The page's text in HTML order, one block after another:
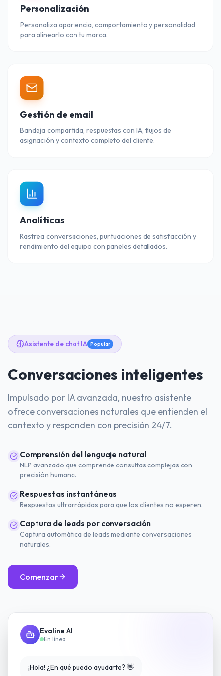
Personalización
Personaliza apariencia, comportamiento y personalidad
para alinearlo con tu marca.
Gestión de email
Bandeja compartida, respuestas con IA, flujos de
asignación y contexto completo del cliente.
Analíticas
Rastrea conversaciones, puntuaciones de satisfacción y
rendimiento del equipo con paneles detallados.
Asistente de chat IA Popular
Conversaciones inteligentes
Impulsado por IA avanzada, nuestro asistente
ofrece conversaciones naturales que entienden el
contexto y responden con precisión 24/7.
Comprensión del lenguaje natural
NLP avanzado que comprende consultas complejas con
precisión humana.
Respuestas instantáneas
Respuestas ultrarrápidas para que los clientes no esperen.
Captura de leads por conversación
Captura automática de leads mediante conversaciones
naturales.
Comenzar
Evaline AI
En línea
¡Hola! ¿En qué puedo ayudarte? 👋